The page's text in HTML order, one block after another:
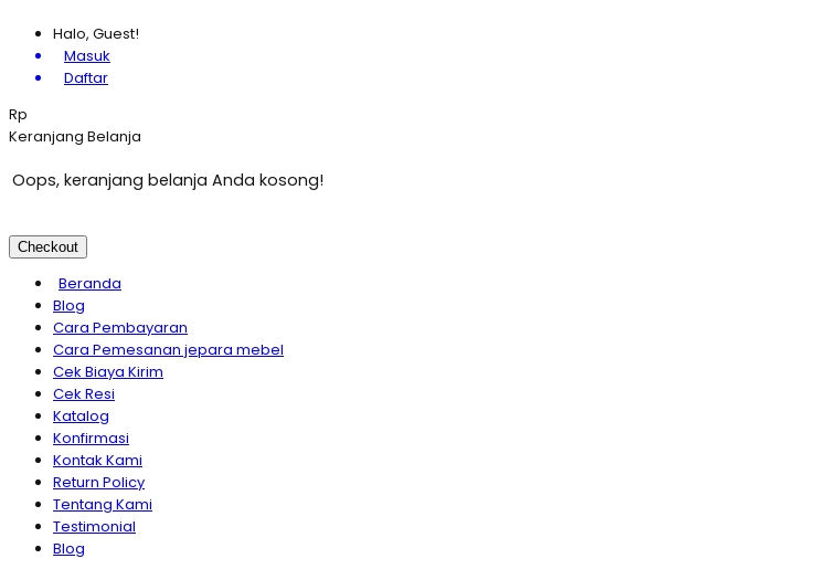
Halo, Guest!
Masuk
Daftar
Rp
Keranjang Belanja
Oops, keranjang belanja Anda kosong!
Checkout
Beranda
Blog
Cara Pembayaran
Cara Pemesanan jepara mebel
Cek Biaya Kirim
Cek Resi
Katalog
Konfirmasi
Kontak Kami
Return Policy
Tentang Kami
Testimonial
Blog